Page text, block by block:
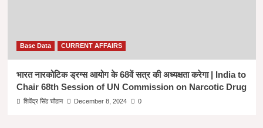
Base Data CURRENT AFFAIRS
भारत नारकोटिक ड्रग्स आयोग के 68वें सत्र की अध्यक्षता करेगा | India to
Chair 68th Session of UN Commission on Narcotic Drug
शिवेंद्र सिंह चौहान December 8, 2024 0